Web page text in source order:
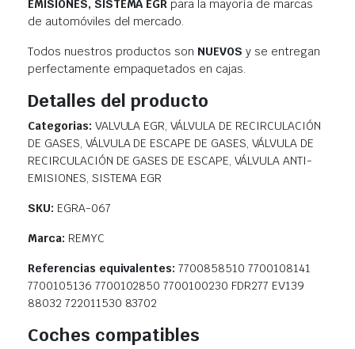
EMISIONES, SISTEMA EGR para la mayoría de marcas
de automóviles del mercado.
Todos nuestros productos son NUEVOS y se entregan
perfectamente empaquetados en cajas.
Detalles del producto
Categorias: VALVULA EGR, VÁLVULA DE RECIRCULACIÓN
DE GASES, VÁLVULA DE ESCAPE DE GASES, VÁLVULA DE
RECIRCULACIÓN DE GASES DE ESCAPE, VÁLVULA ANTI-
EMISIONES, SISTEMA EGR
SKU: EGRA-067
Marca: REMYC
Referencias equivalentes:7700858510 7700108141
7700105136 7700102850 7700100230 FDR277 EV139
88032 722011530 83702
Coches compatibles